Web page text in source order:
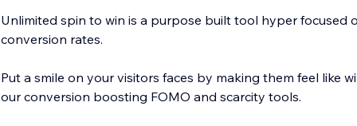
Unlimited spin to win is a purpose built tool hyper focused
conversion rates.
Put a smile on your visitors faces by making them feel like
our conversion boosting FOMO and scarcity tools.